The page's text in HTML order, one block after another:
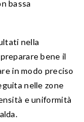
bassa
nella
bene il
in modo preciso
nelle zone
e uniformità